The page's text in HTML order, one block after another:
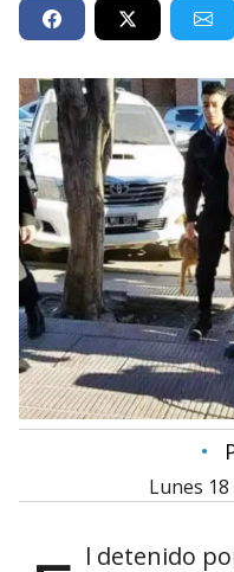
•
lunes
l detenido